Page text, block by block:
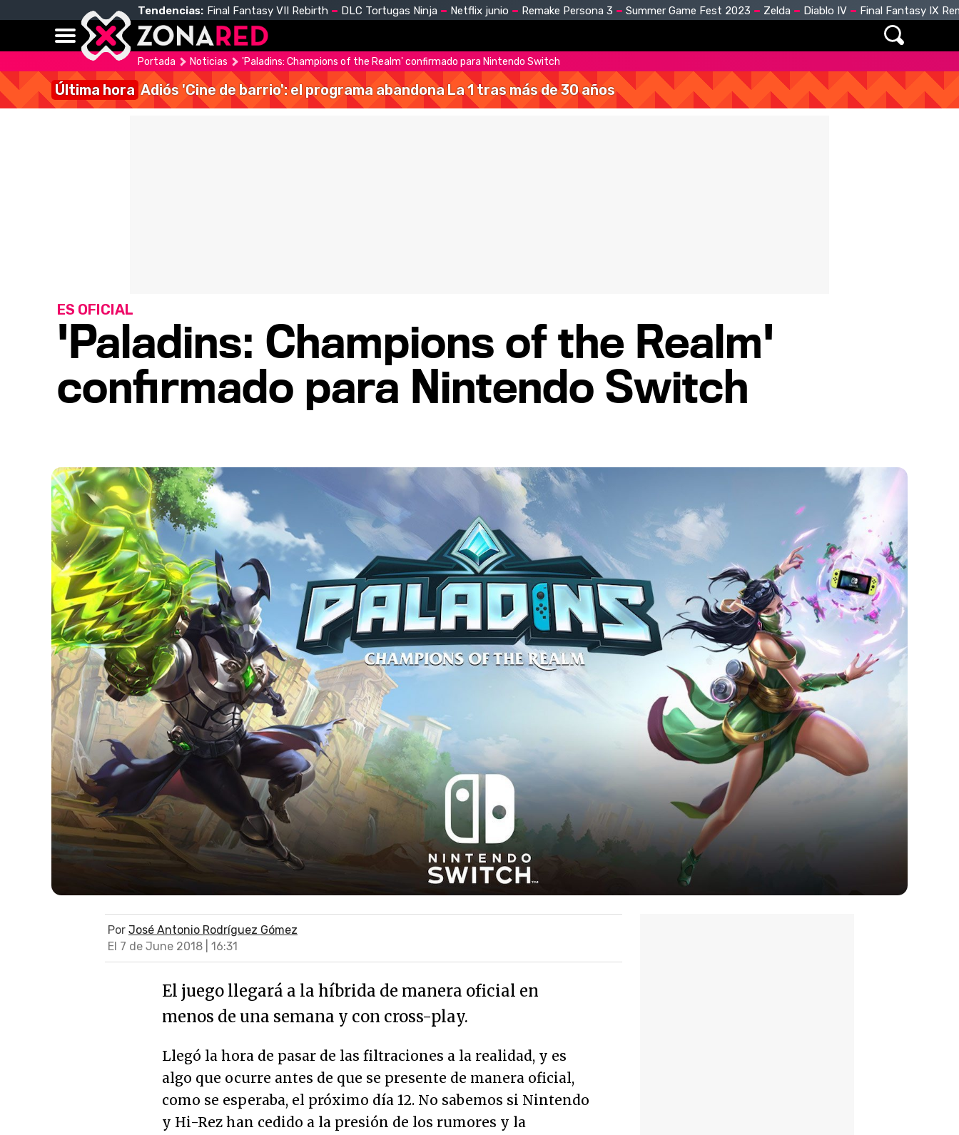
Tendencias: Final Fantasy VII Rebirth DLC Tortugas Ninja Netflix junio Remake Persona 3 Summer Game Fest 2023 Zelda Diablo IV Final Fantasy IX
Portada Noticias 'Paladins: Champions of the Realm' confirmado para Nintendo Switch
Última hora Adiós 'Cine de barrio': el programa abandona La 1 tras más de 30 años
'Paladins: Champions of the Realm'
confirmado para Nintendo Switch
ES OFICIAL
Por José Antonio Rodríguez Gómez
El 7 de June 2018 | 16:31
El juego llegará a la híbrida de manera oficial en
menos de una semana y con cross-play.
Llegó la hora de pasar de las filtraciones a la realidad, y es
algo que ocurre antes de que se presente de manera oficial,
como se esperaba, el próximo día 12. No sabemos si Nintendo
y Hi-Rez han cedido a la presión de los rumores y la